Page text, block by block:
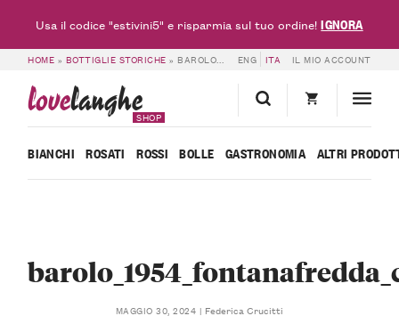
HOME » BOTTIGLIE STORICHE » BAROLO_1954_FONTANAFREDDA_CARTELLINO_ ENG ITA IL MIO ACCOUNT
lovelanghe
SHOP
BIANCHI ROSATI ROSSI BOLLE GASTRONOMIA ALTRI
MAGGIO 30, 2024 Federica Crucitti
Usa il codice "estivini5" e risparmia sul tuo ordine!IGNORA